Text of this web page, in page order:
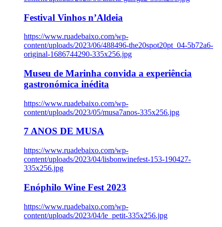
Festival Vinhos n’Aldeia
https://www.ruadebaixo.com/wp-
content/uploads/2023/06/488496-the20spot20pt_04-5b72a6-
original-1686744290-335x256.jpg
Museu de Marinha convida a experiência
gastronómica inédita
https://www.ruadebaixo.com/wp-
content/uploads/2023/05/musa7anos-335x256.jpg
7 ANOS DE MUSA
https://www.ruadebaixo.com/wp-
content/uploads/2023/04/lisbonwinefest-153-190427-
335x256.jpg
Enóphilo Wine Fest 2023
https://www.ruadebaixo.com/wp-
content/uploads/2023/04/le_petit-335x256.jpg